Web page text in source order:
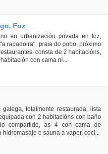
Foz
en urbanización privada en foz,
rapadoira", praia do pobo, próximo
consta de 2 habitacións,
con cama ni...
totalmente restaurada, lista
con 2 habitacións con baño
compartido, as 4 con cama de
e sauna a vapor. coci...